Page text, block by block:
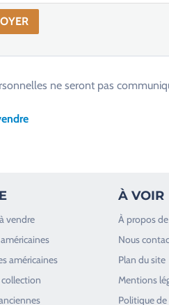
ne seront pas
vendre
américaines
À VOIR
À propos
Nous
Plan du site
Mentions
Politique